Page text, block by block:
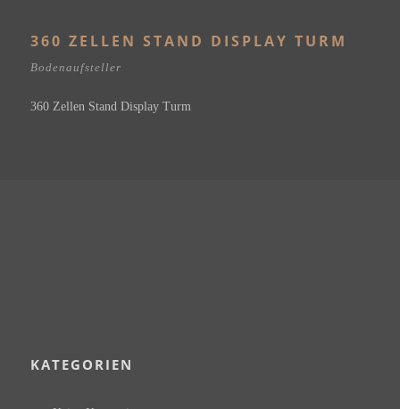
360 ZELLEN STAND DISPLAY TURM
Bodenaufsteller
360 Zellen Stand Display Turm
KATEGORIEN